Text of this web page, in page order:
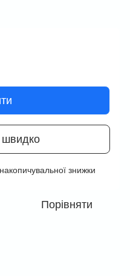
знижки
Порівняти